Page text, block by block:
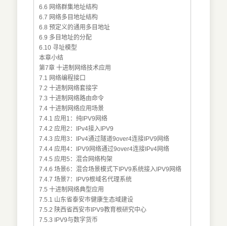
6.6 网络群集地址结构
6.7 网络多目地址结构
6.8 预定义的通用多目地址
6.9 多目地址的分配
6.10 寻址模型
本章小结
第7章 十进制网络技术应用
7.1 网络编程接口
7.2 十进制网络套接字
7.3 十进制网络路由命令
7.4 十进制网络应用场景
7.4.1 应用1：纯IPV9网络
7.4.2 应用2：IPv4接入IPV9
7.4.3 应用3：IPv4通过隧道9over4连接IPV9网络
7.4.4 应用4：IPV9网络通过9over4连接IPv4网络
7.4.5 应用5：混合网络构架
7.4.6 场景6：混合场景模式下IPV9系统接入IPV9网络
7.4.7 场景7：IPV9根域名代理系统
7.5 十进制网络典型应用
7.5.1 山东省泰安市健康生态域建设
7.5.2 陕西省西安市IPV9教育根研究中心
7.5.3 IPV9与数字货币